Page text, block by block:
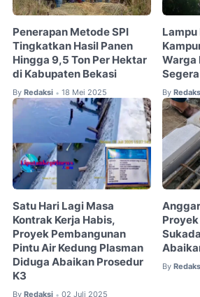
Penerapan Metode SPI
Tingkatkan Hasil Panen
Hingga 9,5 Ton Per Hektar
di Kabupaten Bekasi
By Redaksi • 18 Mei 2025
Lampu
Warga
Segera
By
Satu Hari Lagi Masa
Kontrak Kerja Habis,
Proyek Pembangunan
Pintu Air Kedung Plasman
Diduga Abaikan Prosedur
K3
By Redaksi • 02 Juli 2025
By